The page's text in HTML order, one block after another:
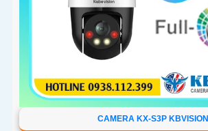
CAMERA KX-S3P KBVISION